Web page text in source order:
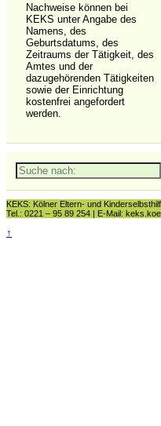
Nachweise können bei
KEKS unter Angabe des
Namens, des
Geburtsdatums, des
Zeitraums der Tätigkeit, des
Amtes und der
dazugehörenden Tätigkeiten
sowie der Einrichtung
kostenfrei angefordert
werden.
Suche
nach:
KEKS: Kölner Eltern- und
Tel.: 0221 – 95 89 254 | E-Mail:
↑